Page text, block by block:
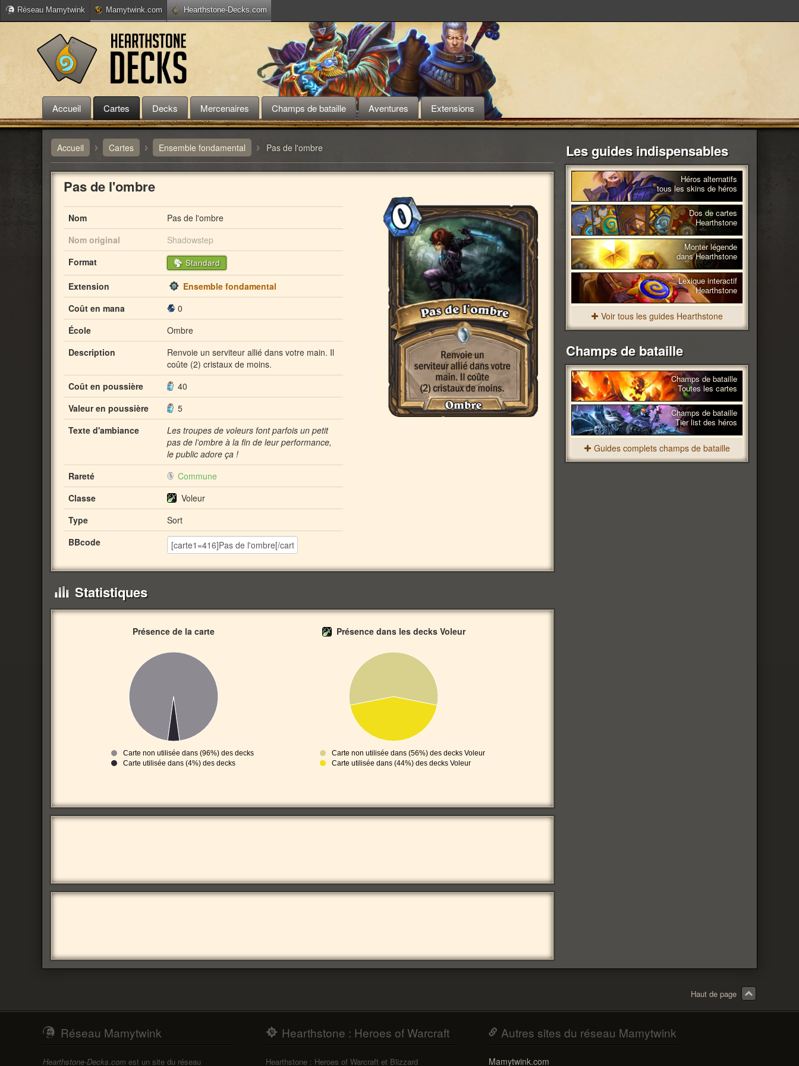
Réseau Mamytwink Mamytwink.com Hearthstone-Decks.com
Accueil Cartes Decks Mercenaires Champs de bataille Aventures Extensions
Accueil › Cartes › Ensemble fondamental › Pas de l'ombre
Pas de l'ombre
Nom
Pas de l'ombre
Nom original
Shadowstep
Format
Standard
Extension
Ensemble fondamental
Coût en mana
0
École
Ombre
Description
Renvoie un serviteur allié dans votre main. Il
coûte (2) cristaux de moins.
Coût en poussière
40
Valeur en poussière
5
Texte d'ambiance
Les troupes de voleurs font parfois un petit
pas de l’ombre à la fin de leur performance,
le public adore ça !
Rareté
Commune
Classe
Voleur
Type
Sort
BBcode
Statistiques
Présence de la carte
Carte non utilisée dans (96%) des decks
Carte utilisée dans (4%) des decks
Présence dans les decks Voleur
Carte non utilisée dans (56%) des decks Voleur
Carte utilisée dans (44%) des decks Voleur
Les guides indispensables
Héros alternatifs
tous les skins de héros
Dos de cartes
Hearthstone
Monter légende
dans Hearthstone
Lexique interactif
Hearthstone
Voir tous les guides Hearthstone
Champs de bataille
Champs de bataille
Toutes les cartes
Champs de bataille
Tier list des héros
Guides complets champs de bataille
Haut de page
Réseau Mamytwink
Hearthstone-Decks.com est un site du réseau
Hearthstone : Heroes of Warcraft
Hearthstone : Heroes of Warcraft et Blizzard
Autres sites du réseau Mamytwink
Mamytwink.com